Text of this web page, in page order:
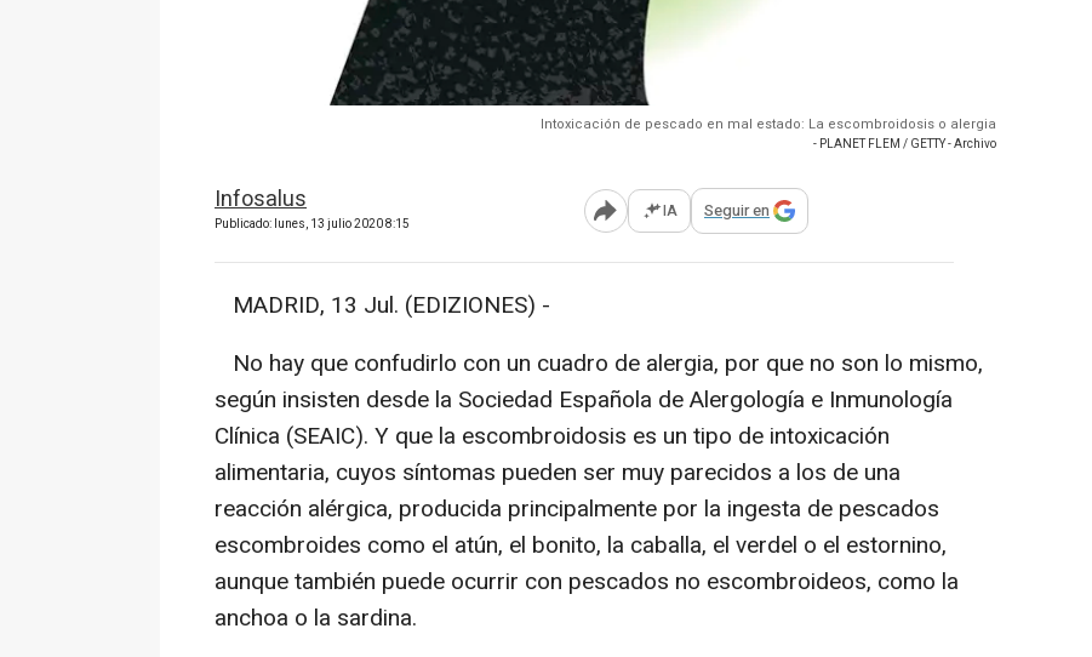
Intoxicación de pescado en mal estado: La escombroidosis o alergia
- PLANET FLEM / GETTY - Archivo
Infosalus
Publicado: lunes, 13 julio 2020 8:15 Abrir opciones para compartir
IA Seguir en
MADRID, 13 Jul. (EDIZIONES) -
No hay que confudirlo con un cuadro de alergia, por que no son lo mismo,
según insisten desde la Sociedad Española de Alergología e Inmunología
Clínica (SEAIC). Y que la escombroidosis es un tipo de intoxicación
alimentaria, cuyos síntomas pueden ser muy parecidos a los de una
reacción alérgica, producida principalmente por la ingesta de pescados
escombroides como el atún, el bonito, la caballa, el verdel o el estornino,
aunque también puede ocurrir con pescados no escombroideos, como la
anchoa o la sardina.